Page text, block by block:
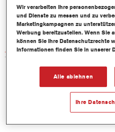
Produktvariante
2.5LT
Artikelnummer
WB2060 2.50LI
Materialnummer
Wir verarbeiten Ihre
und Dienste zu messen und zu
Marketingkampagnen zu
Werbung bereitzustellen. Wenn Sie
können Sie Ihre Datenschutzrechte
Informationen finden Sie in unserer
Alle ablehnen
Ihre